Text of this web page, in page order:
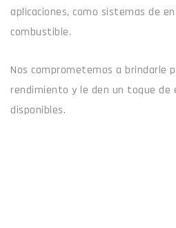
aplicaciones, como sistemas de
combustible.
Nos comprometemos a brindarle
rendimiento y le den un toque de
disponibles.